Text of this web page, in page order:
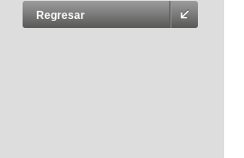
Regresar